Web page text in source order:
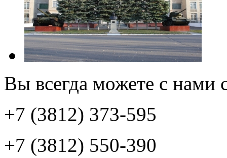
Вы всегда можете с нами
+7 (3812) 373-595
+7 (3812) 550-390